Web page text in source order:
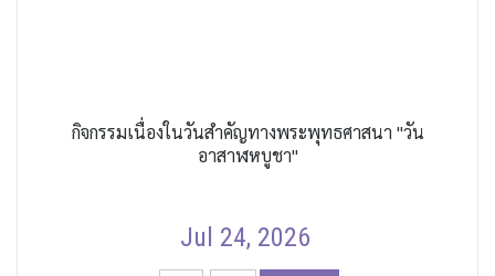
กิจกรรมเนื่องในวันสำคัญทางพระพุทธศาสนา "วัน
อาสาฬหบูชา"
Jul 24, 2026